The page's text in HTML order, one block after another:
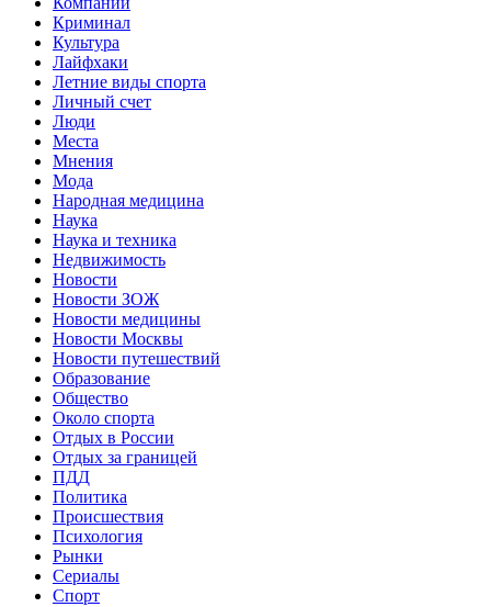
Криминал
Культура
Лайфхаки
Летние виды спорта
Личный счет
Люди
Места
Мнения
Мода
Народная медицина
Наука
Наука и техника
Недвижимость
Новости
Новости ЗОЖ
Новости медицины
Новости Москвы
Новости путешествий
Образование
Общество
Около спорта
Отдых в России
Отдых за границей
ПДД
Политика
Происшествия
Психология
Рынки
Сериалы
Спорт